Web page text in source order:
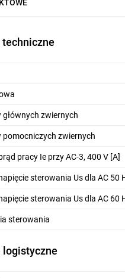
BHP
techniczne
zwiernych
pomocniczych zwiernych
pracy Ie przy AC-3, 400 V [A]
sterowania Us dla AC 50
sterowania Us dla AC 60
sterowania
logistyczne